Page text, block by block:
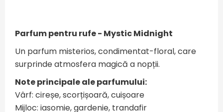
Parfum pentru rufe - Mystic Midnight
Un parfum misterios, condimentat-floral, care
surprinde atmosfera magică a nopții.
Note principale ale parfumului:
Vârf: cireșe, scorțișoară, cuișoare
Mijloc: iasomie, gardenie, trandafir